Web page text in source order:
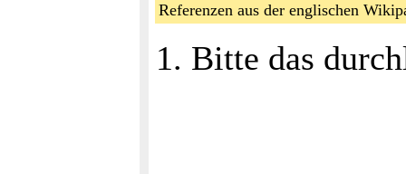
Referenzen aus der englischen
Bitte das